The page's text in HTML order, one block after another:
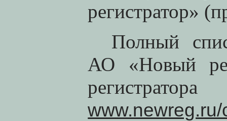
регистратор»
Полный
АО «Новый